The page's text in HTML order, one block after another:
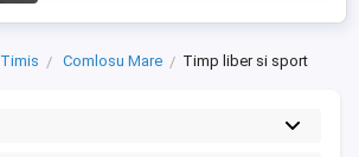
Timis Comlosu Mare Timp liber si sport